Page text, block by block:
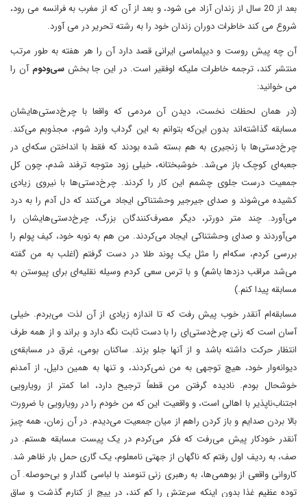
بعد از 20 سال از زندان آزاد می شود، و بعد از آن که از مغرب به فرانسه می رود،
شروع می کند خاطرات دوران زندان خود را به رشته تحریر در می آورد.
آن چه پیش روست و دیپلماسی ایرانی قصد دارد آن را هر هفته به طور مرتب
منتشر کند، ترجمه خاطرات ملیکه اوفقیر است. در این جا بخشسی‌ودوم آن را
می خوانید:
(در همان لحظات نخست، دیدن آن مردمی که واقعا با چرخ‌دستی‌هایشان
مسابقه گذاشته‌اند بدون این‌که بتوانم به این گرداب وارد شوم، مجذوبم می‌کند.
چرخ‌دستی‌ها با زنجیری به هم بسته شده بودند که فقط با انداختن سکه‌ای در
جعبه‌ای کوچک باز می‌شد. خوشبختانه، خیلی زود متوجه ترفند شدم، چون کل
جمعیت درست جلوی چشمم این کار را کردند. چرخ‌دستی‌ها با نیروی زیادی
کشیده می‌شوند و صدای جیرجیر وحشتناکی ایجاد می‌کنند که دل آدم را به درد
می‌آورد. چند متر دورتر، دیگر مصرف‌کنندگان بزرگ، چرخ‌دستی‌هایشان را
می‌آوردند و صدای وحشتناکی ایجاد می‌کردند. من هم به نوبه خود، کیف پولم را
بررسی کردم، سکه‌ام را مثل یک پوند طلا در دست گرفتم (اغلب به من گفته
می‌شد مراقب دزدها باشم) و با ترس سعی کردم وسیله نقلیه‌ای برای پیوستن به
مسابقه پیدا کنم.)
مسابقه‌ام آنقدر خوب پیش رفت که تا اندازه زیادی از آن لذت می‌بردم. خیلی
آسان است که زنی چرخ‌دستی‌ای را با دست ثابت نگه دارد و براند و از همه طرف
انتظار حرکت داشته باشد و از آنها جلو بزند. ساکنان بومی، غرق در مسابقه‌ی
دیوانه‌وار خود، هیچ توجهی به من نمی‌کردند، و تنها به همین دلیل، از آمدنم
خوشحال بودم. نادیده گرفتن من قطعاً ترجیح دارد، اما کمتر از رویارویی
اجتناب‌ناپذیر با اهالی است، و واقعیت این که من خودم را در رویارویی با ضرورت
بالا بردن صدایم و باز کردن راهم از میان جمعیت می‌دیدم. در آن زمان، همه چیز
آنقدر خودکار پیش می‌رفت که فکر می‌کردم در یک پیست مسابقه هستم. در
صف، به ردیف اول رفتم که ناگهان از جهتی نامعلوم، یک گاری حمل بار ظاهر شد.
کاروانی واقعی از بوهمی‌ها، به رهبری زنی تنومند با لباسی گلدار و بی‌حوصله. آن
توده عظیم غذا بدون اینکه سرعتش را کم کند، در پیچ از کنارم گذشت و ساق